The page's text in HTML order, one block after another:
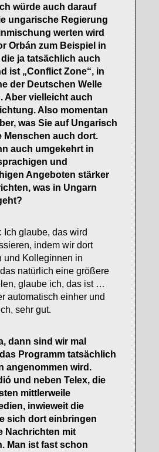
Ich würde auch darauf
ungarische Regierung
werten wird
Orbán zum Beispiel in
die ja tatsächlich auch
ist „Conflict Zone“, in
der Deutschen Welle
Aber vielleicht auch
Also momentan
was Sie auf Ungarisch
Menschen auch dort.
auch umgekehrt in
und
Angeboten stärker
was in Ungarn
: Ich glaube, das wird
indem wir dort
und Kolleginnen in
natürlich eine größere
glaube ich, das ist …
automatisch einher und
sehr gut.
dann sind wir mal
Programm tatsächlich
angenommen wird.
und neben Telex, die
mittlerweile
inwieweit die
sich dort einbringen
Nachrichten mit
Man ist fast schon